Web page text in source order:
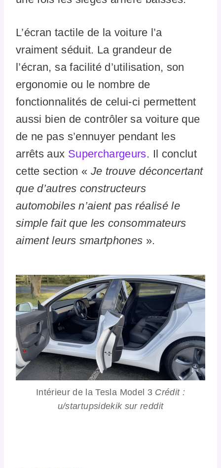
L’écran tactile de la voiture l’a
vraiment séduit. La grandeur de
l’écran, sa facilité d’utilisation, son
ergonomie ou le nombre de
fonctionnalités de celui-ci permettent
aussi bien de contrôler sa voiture que
de ne pas s’ennuyer pendant les
arrêts aux Superchargeurs. Il conclut
cette section « Je trouve déconcertant
que d’autres constructeurs
automobiles n’aient pas réalisé le
simple fait que les consommateurs
aiment leurs smartphones ».
Intérieur de la Tesla Model 3 Crédit :
u/startupsidekik sur reddit